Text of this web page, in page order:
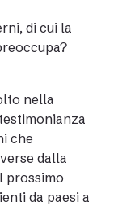
di cui la
nella
che
dalla
prossimo
da paesi a